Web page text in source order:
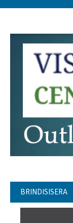
BRINDISISERA